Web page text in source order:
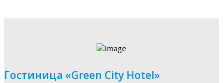
Гостиница «Green City Hotel»